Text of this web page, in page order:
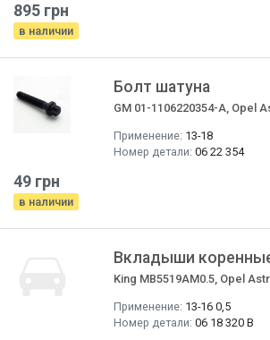
895 грн
в наличии
Болт шатуна
GM 01-1106220354-A, Opel
Применение: 13-18
Номер детали: 06 22 354
49 грн
в наличии
Вкладыши
King MB5519AM0.5, Opel
Применение: 13-16 0,5
Номер детали: 06 18 320 B